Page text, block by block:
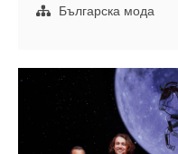
международна
с
Fashion
2026
Българска мода